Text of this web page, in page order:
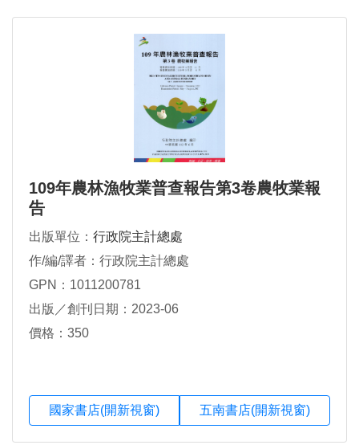
109年農林漁牧業普查報告第3卷農牧業報
告
出版單位： 行政院主計總處
作/編/譯者：行政院主計總處
GPN：1011200781
出版／創刊日期：2023-06
價格：350
國家書店(開新視窗) 五南書店(開新視窗)